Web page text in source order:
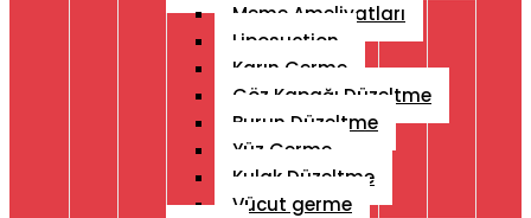
Meme Ameliyatları
Liposuction
Karın Germe
Göz Kapağı Düzeltme
Burun Düzeltme
Yüz Germe
Kulak Düzeltme
Vücut germe